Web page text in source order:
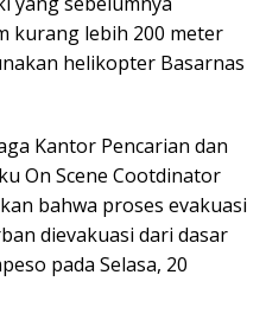
kurang lebih 200 meter
helikopter Basarnas
Kantor Pencarian dan
On Scene Cootdinator
bahwa proses evakuasi
dievakuasi dari dasar
pada Selasa, 20